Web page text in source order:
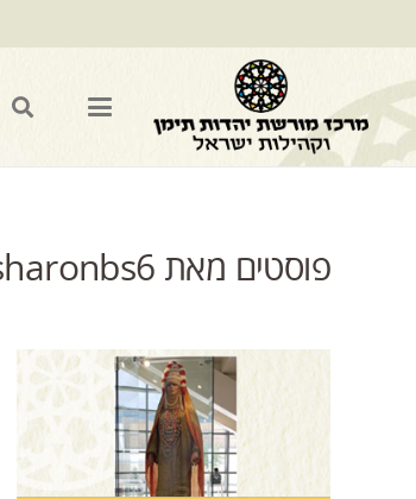
פוסטים מאת sharonbs6